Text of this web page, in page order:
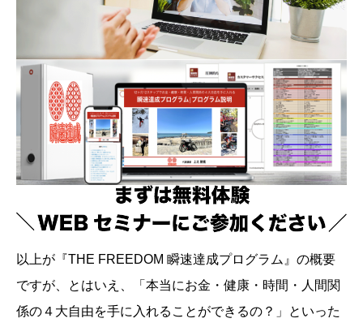
以上が『THE FREEDOM 瞬速達成プログラム』の概要
ですが、とはいえ、「本当にお金・健康・時間・人間関
係の４大自由を手に入れることができるの？」といった